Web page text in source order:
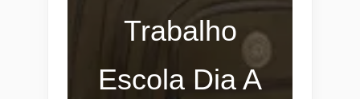
Trabalho
Escola Dia A